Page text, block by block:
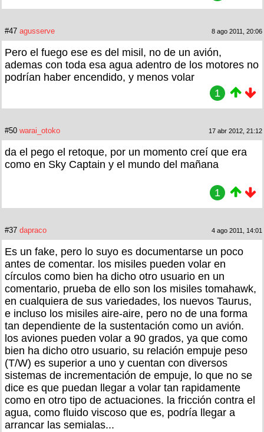
#47 agusserve 8 ago 2011, 20:06
Pero el fuego ese es del misil, no de un avión,
ademas con toda esa agua adentro de los motores no
podrían haber encendido, y menos volar
1
#50 warai_otoko 17 abr 2012, 21:12
da el pego el retoque, por un momento creí que era
como en Sky Captain y el mundo del mañana
1
#37 dapraco 4 ago 2011, 14:01
Es un fake, pero lo suyo es documentarse un poco
antes de comentar. los misiles pueden volar en
círculos como bien ha dicho otro usuario en un
comentario, prueba de ello son los misiles tomahawk,
en cualquiera de sus variedades, los nuevos Taurus,
e incluso los misiles aire-aire, pero no de una forma
tan dependiente de la sustentación como un avión.
los aviones pueden volar a 90 grados, ya que como
bien ha dicho otro usuario, su relación empuje peso
(T/W) es superior a uno y cuentan con diversos
sistemas de incrementación de empuje, lo que no se
dice es que puedan llegar a volar tan rapidamente
como en otro tipo de actuaciones. la fricción contra el
agua, como fluido viscoso que es, podría llegar a
arrancar las semialas...